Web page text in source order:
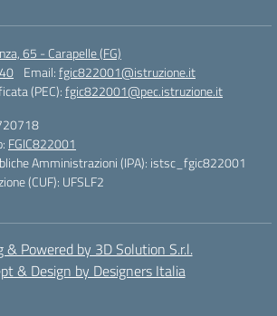
65 - Carapelle (FG)
Email:fgic822001@istruzione.it
(PEC):fgic822001@pec.istruzione.it
FGIC822001
Amministrazioni (IPA): istsc_fgic822001
(CUF): UFSLF2
& Powered by 3D Solution S.r.l.
& Design by Designers Italia